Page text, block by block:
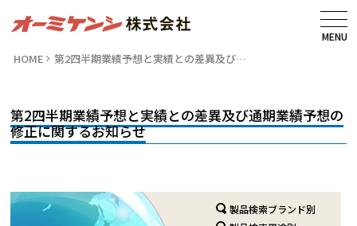
MENU
HOME 第2四半期業績予想と実績との差異及び…
第2四半期業績予想と実績との差異及び通期業績予想の
修正に関するお知らせ
製品検索ブランド別